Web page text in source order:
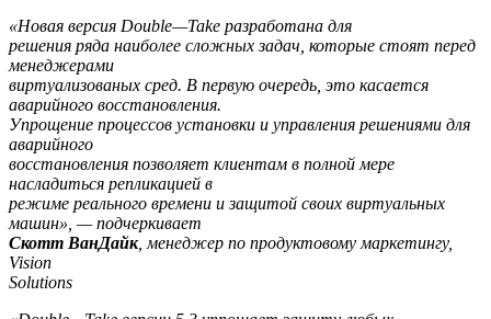
«Новая версия Double—Take разработана для
решения ряда наиболее сложных задач, которые стоят перед
менеджерами
виртуализованых сред. В первую очередь, это касается
аварийного восстановления.
Упрощение процессов установки и управления решениями для
аварийного
восстановления позволяет клиентам в полной мере
насладиться репликацией в
режиме реального времени и защитой своих виртуальных
машин», — подчеркивает
Скотт ВанДайк, менеджер по продуктовому маркетингу,
Vision
Solutions